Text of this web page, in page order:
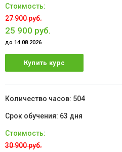
27 900 руб.
25 900 руб.
до 14.08.2026
Купить курс
504
63 дня
30 900 руб.